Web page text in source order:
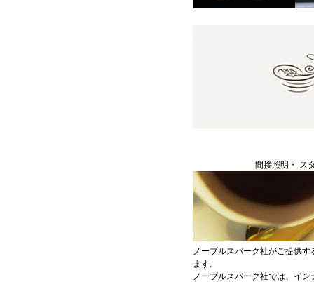
間接照明・ ス
ノーブルスパーク社がご提供
ます。
ノーブルスパーク社では、イ